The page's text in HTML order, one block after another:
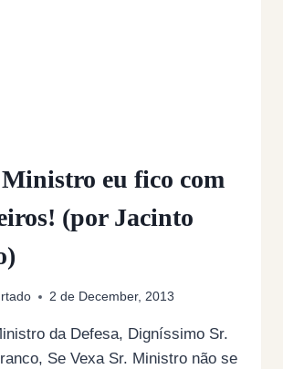
eu fico com
(por Jacinto
2 de December, 2013
da Defesa, Digníssimo Sr.
Se Vexa Sr. Ministro não se